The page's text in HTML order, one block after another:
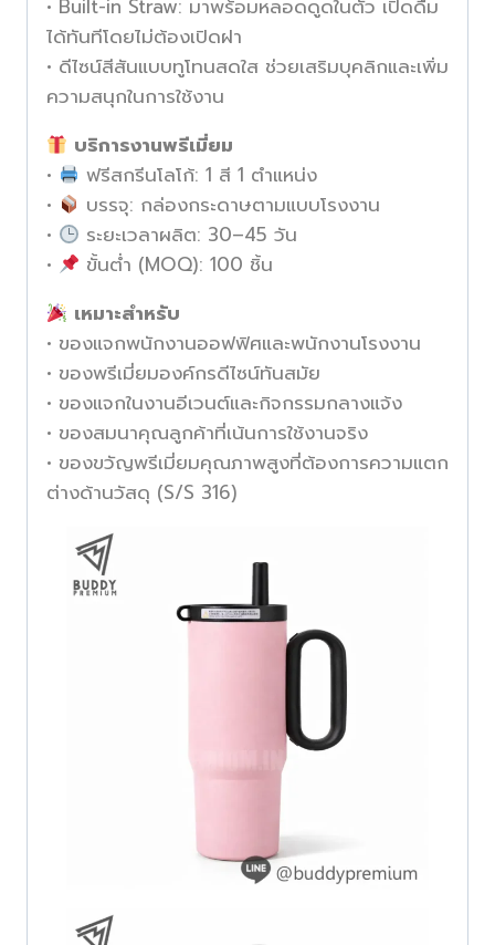
• Built-in Straw: มาพร้อมหลอดดูดในตัว เปิดดื่ม
ได้ทันทีโดยไม่ต้องเปิดฝา
• ดีไซน์สีสันแบบทูโทนสดใส ช่วยเสริมบุคลิกและเพิ่ม
ความสนุกในการใช้งาน
บริการงานพรีเมี่ยม
•
ฟรีสกรีนโลโก้: 1 สี 1 ตำแหน่ง
•
บรรจุ: กล่องกระดาษตามแบบโรงงาน
•
ระยะเวลาผลิต: 30–45 วัน
•
ขั้นต่ำ (MOQ): 100 ชิ้น
เหมาะสำหรับ
• ของแจกพนักงานออฟฟิศและพนักงานโรงงาน
• ของพรีเมี่ยมองค์กรดีไซน์ทันสมัย
• ของแจกในงานอีเวนต์และกิจกรรมกลางแจ้ง
• ของสมนาคุณลูกค้าที่เน้นการใช้งานจริง
• ของขวัญพรีเมี่ยมคุณภาพสูงที่ต้องการความแตก
ต่างด้านวัสดุ (S/S 316)